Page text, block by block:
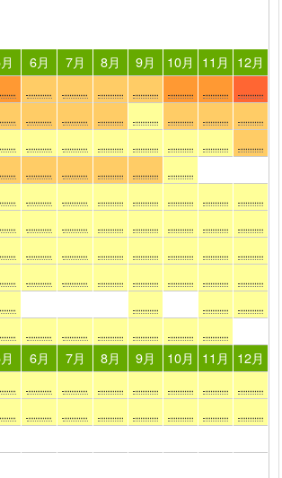
6月 7月 8月 9月 10月 11月
12月
6月 7月 8月 9月 10月 11月
12月